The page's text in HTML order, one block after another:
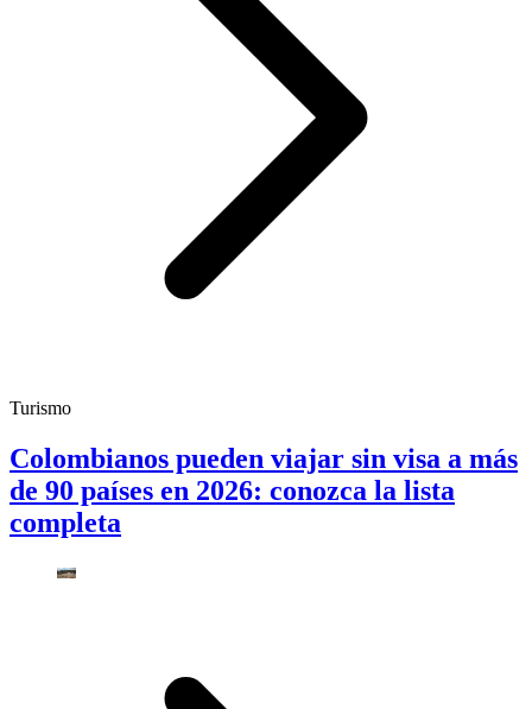
Turismo
Colombianos pueden viajar sin visa a más
de 90 países en 2026: conozca la lista
completa